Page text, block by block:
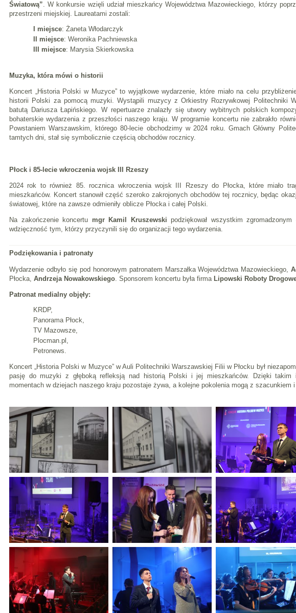
Światową”. W konkursie wzięli udział mieszkańcy Województwa Mazowieckiego, którzy
przestrzeni miejskiej. Laureatami zostali:
I miejsce: Żaneta Włodarczyk
II miejsce: Weronika Pachniewska
III miejsce: Marysia Skierkowska
Muzyka, która mówi o historii
Koncert „Historia Polski w Muzyce” to wyjątkowe wydarzenie, które miało na celu
historii Polski za pomocą muzyki. Wystąpili muzycy z Orkiestry Rozrywkowej Politechniki
batutą Dariusza Łapińskiego. W repertuarze znalazły się utwory wybitnych polskich
bohaterskie wydarzenia z przeszłości naszego kraju. W programie koncertu nie zabrakło
Powstaniem Warszawskim, którego 80-lecie obchodzimy w 2024 roku. Gmach Główny
tamtych dni, stał się symbolicznie częścią obchodów rocznicy.
Płock i 85-lecie wkroczenia wojsk III Rzeszy
2024 rok to również 85. rocznica wkroczenia wojsk III Rzeszy do Płocka, które miało
mieszkańców. Koncert stanowił część szeroko zakrojonych obchodów tej rocznicy, będąc
światowej, które na zawsze odmieniły oblicze Płocka i całej Polski.
Na zakończenie koncertu mgr Kamil Kruszewski podziękował wszystkim
wdzięczność tym, którzy przyczynili się do organizacji tego wydarzenia.
Podziękowania i patronaty
Wydarzenie odbyło się pod honorowym patronatem Marszałka Województwa Mazowieckiego,
Płocka, Andrzeja Nowakowskiego . Sponsorem koncertu była firma Lipowski Roboty
Patronat medialny objęły:
KRDP,
Panorama Płock,
TV Mazowsze,
Plocman.pl,
Petronews.
Koncert „Historia Polski w Muzyce” w Auli Politechniki Warszawskiej Filii w Płocku był
pasję do muzyki z głęboką refleksją nad historią Polski i jej mieszkańców. Dzięki takim
momentach w dziejach naszego kraju pozostaje żywa, a kolejne pokolenia mogą z szacunkiem i